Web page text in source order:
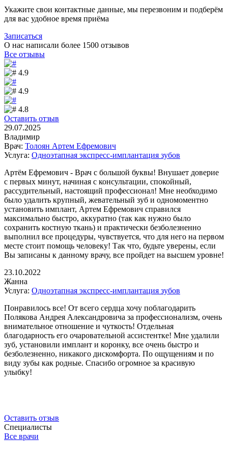
Укажите свои контактные данные, мы перезвоним и подберём
для вас удобное время приёма
Записаться
О нас написали более 1500 отзывов
Все отзывы
4.9
4.9
4.8
Оставить отзыв
29.07.2025
Владимир
Врач: Толоян Артем Ефремович
Услуга: Одноэтапная экспресс-имплантация зубов
Артём Ефремович - Врач с большой буквы! Внушает доверие
с первых минут, начиная с консультации, спокойный,
рассудительный, настоящий профессионал! Мне необходимо
было удалить крупный, жевательный зуб и одномоментно
установить имплант, Артем Ефремович справился
максимально быстро, аккуратно (так как нужно было
сохранить костную ткань) и практически безболезненно
выполнил все процедуры, чувствуется, что для него на первом
месте стоит помощь человеку! Так что, будьте уверены, если
Вы записаны к данному врачу, все пройдет на высшем уровне!
23.10.2022
Жанна
Услуга: Одноэтапная экспресс-имплантация зубов
Понравилось все! От всего сердца хочу поблагодарить
Полякова Андрея Александровича за профессионализм, очень
внимательное отношение и чуткость! Отдельная
благодарность его очаровательной ассистентке! Мне удалили
зуб, установили имплант и коронку, все очень быстро и
безболезненно, никакого дискомфорта. По ощущениям и по
виду зубы как родные. Спасибо огромное за красивую
улыбку!
Оставить отзыв
Специалисты
Все врачи